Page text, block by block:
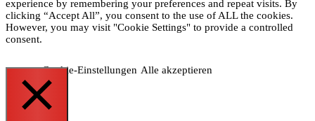
experience by remembering your preferences and repeat visits. By
clicking “Accept All”, you consent to the use of ALL the cookies.
However, you may visit "Cookie Settings" to provide a controlled
consent.
Cookie-Einstellungen Alle akzeptieren